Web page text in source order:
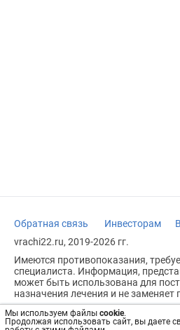
Мы используем файлы cookie.
Продолжая использовать сайт, вы даете
Обратная связь Инвесторам
vrachi22.ru, 2019-2026 гг.
Имеются противопоказания,
специалиста. Информация,
может быть использована для
назначения лечения и не заменяет
Возрастное ограничение: 18+